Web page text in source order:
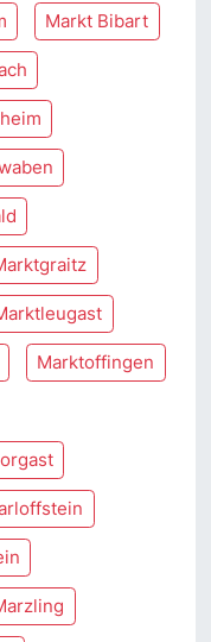
Markt Bibart
Marktoffingen